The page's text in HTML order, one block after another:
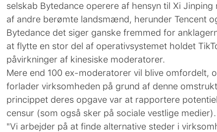
selskab Bytedance operere af hensyn til Xi
af andre berømte landsmænd, herunder Tencent
Bytedance det siger ganske fremmed for
at flytte en stor del af operativsystemet holdet
påvirkninger af kinesiske moderatorer.
Mere end 100 ex-moderatorer vil blive omfordelt,
forlader virksomheden på grund af denne
princippet deres opgave var at rapportere
censur (som også sker på sociale vestlige medier).
"Vi arbejder på at finde alternative steder i